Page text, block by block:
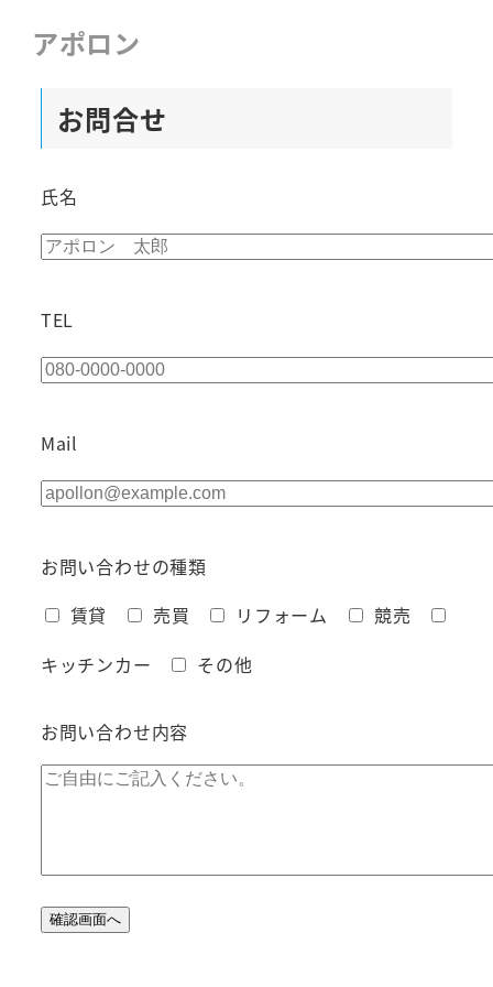
アポロン
お問合せ
氏名
TEL
Mail
お問い合わせの種類
賃貸
売買 リフォーム
競売
キッチンカー
その他
お問い合わせ内容